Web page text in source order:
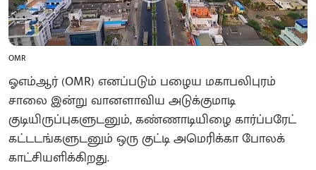
OMR
ஓஎம்ஆர் (OMR) எனப்படும் பழைய மகாபலிபுரம்
சாலை இன்று வானளாவிய அடுக்குமாடி
குடியிருப்புகளுடனும், கண்ணாடியிழை கார்ப்பரேட்
கட்டடங்களுடனும் ஒரு குட்டி அமெரிக்கா போலக்
காட்சியளிக்கிறது.